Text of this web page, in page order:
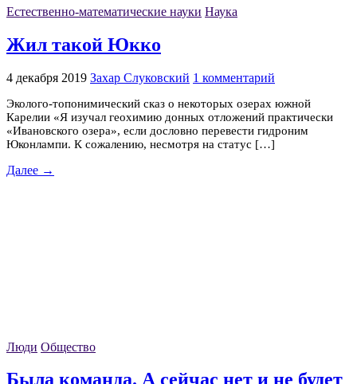
Естественно-математические науки Наука
Жил такой Юкко
4 декабря 2019 Захар Слуковский 1 комментарий
Эколого-топонимический сказ о некоторых озерах южной
Карелии «Я изучал геохимию донных отложений практически
«Ивановского озера», если дословно перевести гидроним
Юконлампи. К сожалению, несмотря на статус […]
Далее →
Люди Общество
Была команда. А сейчас нет и не будет